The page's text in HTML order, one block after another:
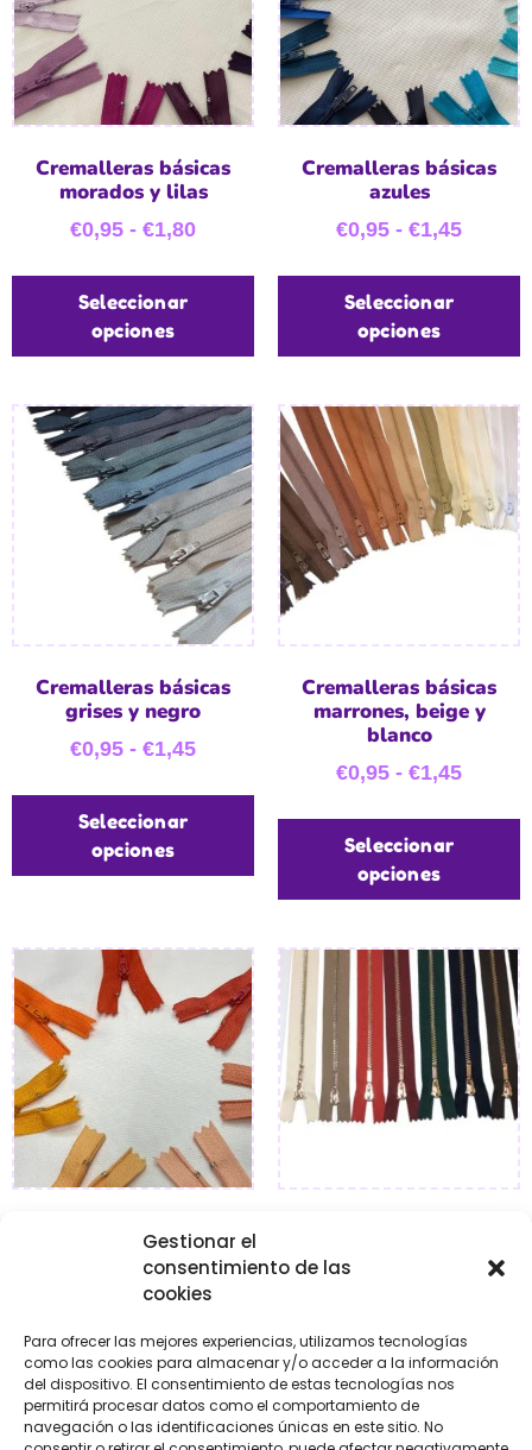
Gestionar el
consentimiento de las
cookies
Para ofrecer las mejores experiencias, utilizamos tecnologías
como las cookies para almacenar y/o acceder a la información
del dispositivo. El consentimiento de estas tecnologías nos
permitirá procesar datos como el comportamiento de
navegación o las identificaciones únicas en este sitio. No
Cremalleras básicas
morados y lilas
€0,95 - €1,80
Seleccionar
opciones
Cremalleras básicas
azules
€0,95 - €1,45
Seleccionar
opciones
Cremalleras básicas
grises y negro
€0,95 - €1,45
Seleccionar
opciones
Cremalleras básicas
marrones, beige y
blanco
€0,95 - €1,45
Seleccionar
opciones
Cremalleras básicas
naranjas y corales
€1,80
Seleccionar
opciones
Seleccionar
opciones